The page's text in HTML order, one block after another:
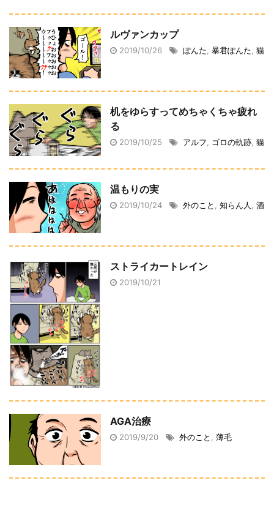
ルヴァンカップ
2019/10/26 ぽんた 暴君ぽんた 猫
机をゆらすってめちゃくちゃ疲れ
る
2019/10/25 アルフ ゴロの軌跡 猫
温もりの実
2019/10/24 外のこと 知らん人 酒
ストライカートレイン
2019/10/21
AGA治療
2019/9/20 外のこと 薄毛